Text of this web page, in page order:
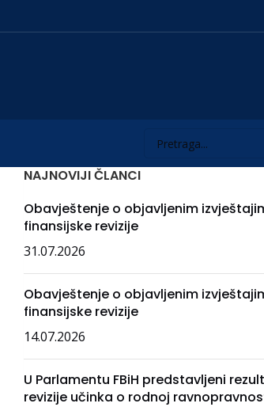
NAJNOVIJI ČLANCI
Obavještenje o objavljenim
finansijske revizije
31.07.2026
Obavještenje o objavljenim
finansijske revizije
14.07.2026
U Parlamentu FBiH predstavljeni
revizije učinka o rodnoj